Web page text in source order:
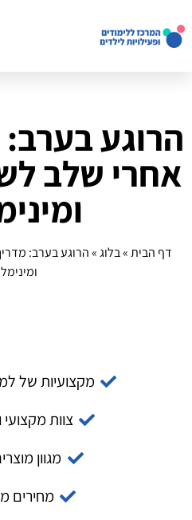
הרוגע
אחרי שלב
דף הבית»בלוג»הרוגע בערב:
מקצועיות של
צוות
מגוון
מחירים